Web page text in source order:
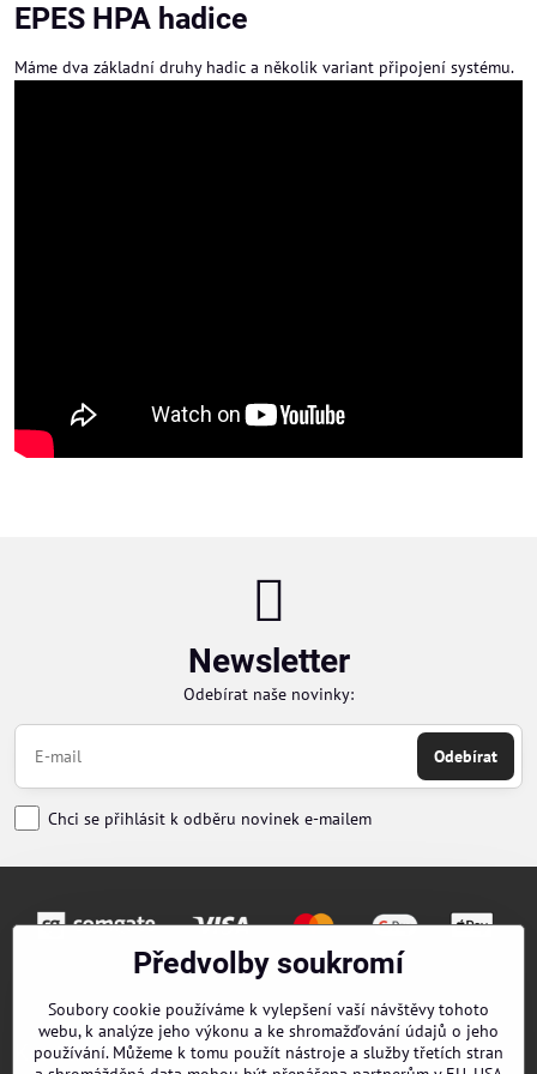
EPES HPA hadice
Máme dva základní druhy hadic a několik variant připojení systému.
Newsletter
Odebírat naše novinky:
Odebírat
Chci se přihlásit k odběru novinek e-mailem
Kontakty
Předvolby soukromí
Soubory cookie používáme k vylepšení vaší návštěvy tohoto
webu, k analýze jeho výkonu a ke shromažďování údajů o jeho
používání. Můžeme k tomu použít nástroje a služby třetích stran